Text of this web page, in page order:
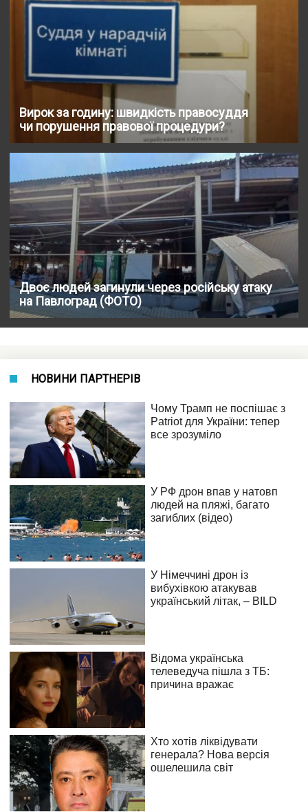
Вирок за годину: швидкість правосуддя
чи порушення правової процедури?
Двоє людей загинули через російську атаку
на Павлоград (ФОТО)
НОВИНИ ПАРТНЕРІВ